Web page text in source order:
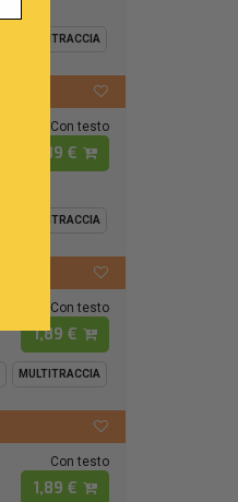
MULTITRACCIA
Con testo
1,89 €
MULTITRACCIA
Con testo
1,89 €
MULTITRACCIA
Con testo
1,89 €